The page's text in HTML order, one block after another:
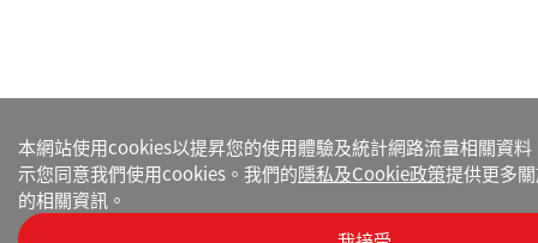
本網站使用cookies以提昇您的使用體驗及統計網路流量相關資
示您同意我們使用cookies。我們的隱私及Cookie政策提供更多
的相關資訊。